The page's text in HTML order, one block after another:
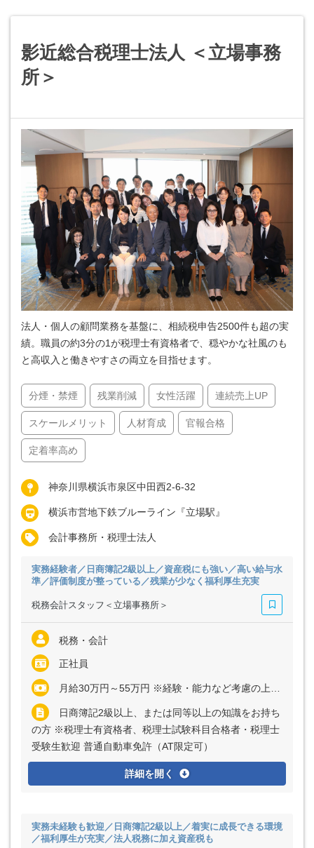
影近総合税理士法人 ＜立場事務
所＞
法人・個人の顧問業務を基盤に、相続税申告2500件も超の実
績。職員の約3分の1が税理士有資格者で、穏やかな社風のも
と高収入と働きやすさの両立を目指せます。
分煙・禁煙 残業削減 女性活躍 連続売上UP
スケールメリット 人材育成 官報合格
定着率高め
神奈川県横浜市泉区中田西2-6-32
横浜市営地下鉄ブルーライン『立場駅』
会計事務所・税理士法人
実務経験者／日商簿記2級以上／資産税にも強い／高い給与水
準／評価制度が整っている／残業が少なく福利厚生充実
税務会計スタッフ＜立場事務所＞
税務・会計
正社員
月給30万円～55万円 ※経験・能力など考慮の上、決定いたします ※残業代は全額支給
日商簿記2級以上、または同等以上の知識をお持ち
の方 ※税理士有資格者、税理士試験科目合格者・税理士
受験生歓迎 普通自動車免許（AT限定可）
詳細を開く
実務未経験も歓迎／日商簿記2級以上／着実に成長できる環境
／福利厚生が充実／法人税務に加え資産税も